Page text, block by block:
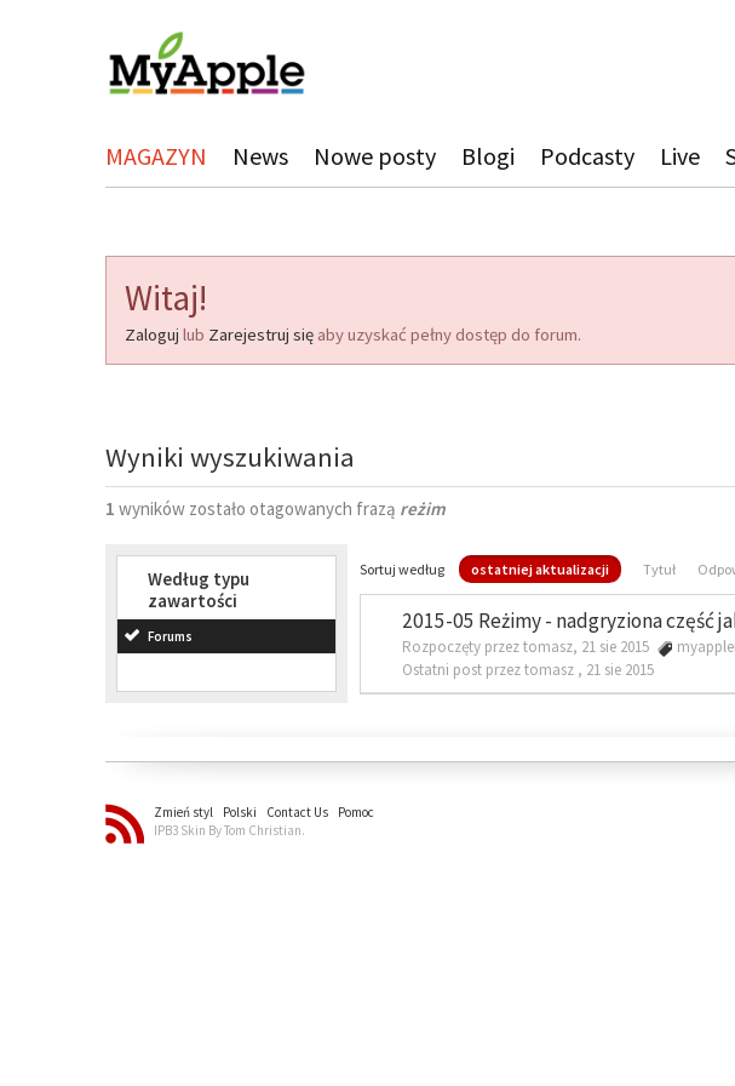
MAGAZYN News Nowe posty Blogi Podcasty Live
Witaj!
Zaloguj lub Zarejestruj się aby uzyskać pełny dostęp do forum.
Wyniki wyszukiwania
1 wyników zostało otagowanych frazą reżim
Według typu
zawartości
Forums
Sortuj według ostatniej aktualizacji Tytuł
2015-05 Reżimy - nadgryziona część
Rozpoczęty przez tomasz, 21 sie 2015
Ostatni post przez tomasz , 21 sie 2015
Zmień styl Polski Contact Us
Pomoc
IPB3 Skin By Tom Christian.